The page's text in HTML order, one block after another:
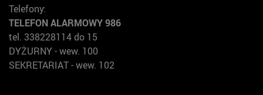
Telefony:
TELEFON ALARMOWY 986
tel. 338228114 do 15
DYŻURNY - wew. 100
SEKRETARIAT - wew. 102